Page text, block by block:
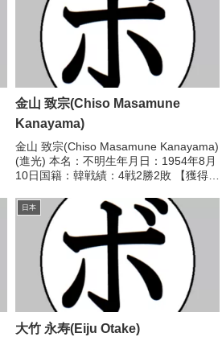
金山 致宗(Chiso Masamune
Kanayama)
金山 致宗(Chiso Masamune Kanayama)
(進光) 本名：不明生年月日：1954年8月
10日国籍：韓戦績：4戦2勝2敗 【獲得タ
タム級新人王 【戦歴】1980/04/03
●4R判定 ...
日本
大竹 永寿(Eiju Otake)